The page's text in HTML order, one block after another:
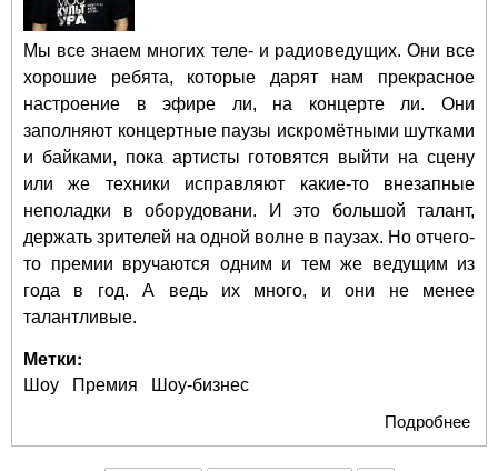
Мы все знаем многих теле- и радиоведущих. Они все
хорошие ребята, которые дарят нам прекрасное
настроение в эфире ли, на концерте ли. Они
заполняют концертные паузы искромётными шутками
и байками, пока артисты готовятся выйти на сцену
или же техники исправляют какие-то внезапные
неполадки в оборудовани. И это большой талант,
держать зрителей на одной волне в паузах. Но отчего-
то премии вручаются одним и тем же ведущим из
года в год. А ведь их много, и они не менее
талантливые.
Метки:
Шоу Премия
Шоу-бизнес
Подробнее